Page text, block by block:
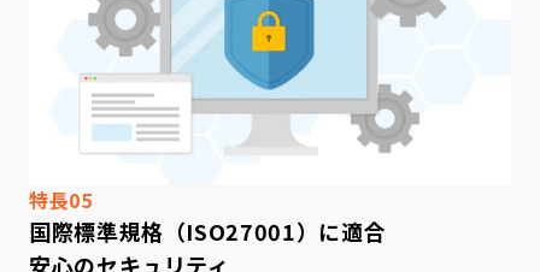
特長05
国際標準規格（ISO27001）に適合
安心のセキュリティ